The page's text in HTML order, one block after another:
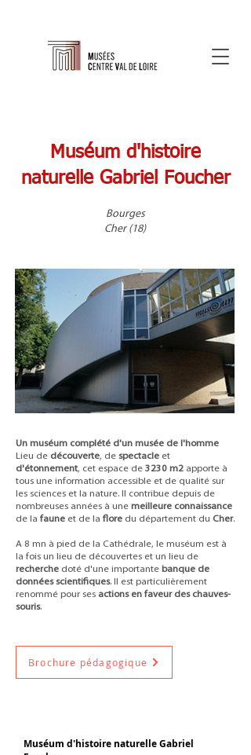
Muséum d'histoire
naturelle Gabriel Foucher
Bourges
Cher (18)
Un muséum complété d'un musée de l'homme
Lieu de découverte, de spectacle et
d'étonnement, cet espace de 3230 m2 apporte à
tous une information accessible et de qualité sur
les sciences et la nature. Il contribue depuis de
nombreuses années à une meilleure connaissance
de la faune et de la flore du département du Cher.
A 8 mn à pied de la Cathédrale, le muséum est à
la fois un lieu de découvertes et un lieu de
recherche doté d'une importante banque de
données scientifiques. Il est particulièrement
renommé pour ses actions en faveur des chauves-
souris.
Brochure pédagogique
Muséum d'histoire naturelle Gabriel